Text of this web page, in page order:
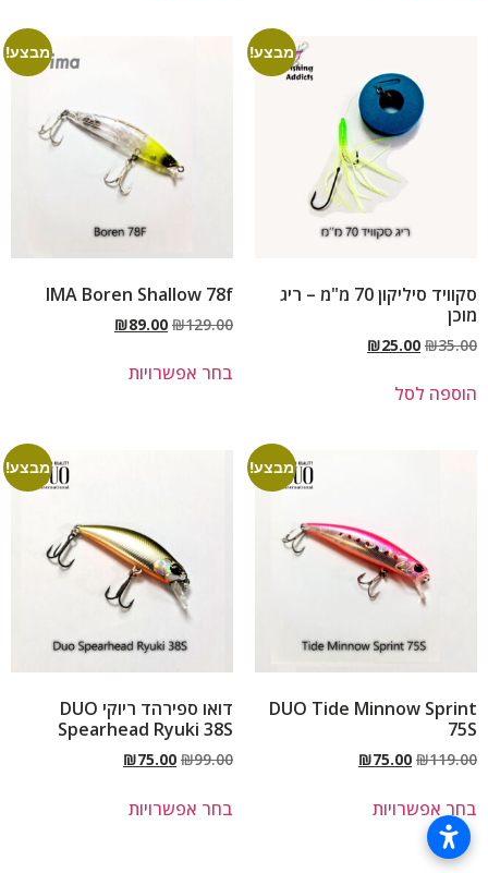
מבצע!
סקוויד סיליקון 70 מ"מ – ריג
מוכן
₪35.00
₪25.00
הוספה לסל
מבצע!
IMA Boren Shallow 78f
₪129.00
₪89.00
בחר אפשרויות
מבצע!
DUO Tide Minnow Sprint
75S
₪119.00
₪75.00
בחר אפשרויות
מבצע!
דואו ספירהד ריוקי DUO
Spearhead Ryuki 38S
₪99.00
₪75.00
בחר אפשרויות